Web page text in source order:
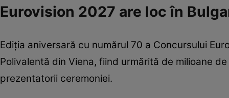
Eurovision 2027 are loc în
Ediția aniversară cu numărul 70 a Concursului
Polivalentă din Viena, fiind urmărită de milioane
prezentatorii ceremoniei.